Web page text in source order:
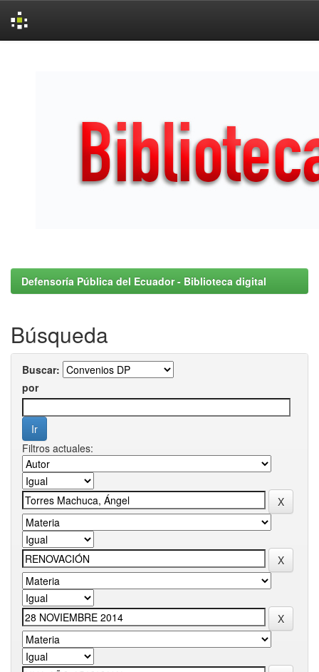
Defensoría Pública del Ecuador - Biblioteca digital
Búsqueda
Buscar:
por
Filtros actuales: